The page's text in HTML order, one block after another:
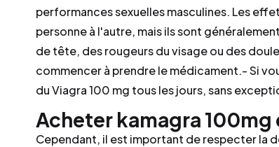
performances sexuelles masculines. Les
personne à l'autre, mais ils sont
de tête, des rougeurs du visage ou des
commencer à prendre le médicament.- Si
du Viagra 100 mg tous les jours, sans
Acheter kamagra 100mg
Cependant, il est important de respecter la